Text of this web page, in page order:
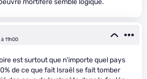
mortifère semble logique.
11h00
est surtout que n'importe quel pays
de ce que fait Israël se fait tomber